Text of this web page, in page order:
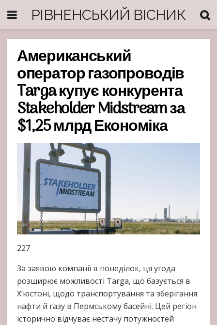
РІВНЕНСЬКИЙ ВІСНИК
Американський
оператор газопроводів
Targa купує конкурента
Stakeholder Midstream за
$1,25 млрд Економіка
227
За заявою компанії в понеділок, ця угода
розширює можливості Targa, що базується в
Х’юстоні, щодо транспортування та зберігання
нафти й газу в Пермському басейні. Цей регіон
історично відчуває нестачу потужностей